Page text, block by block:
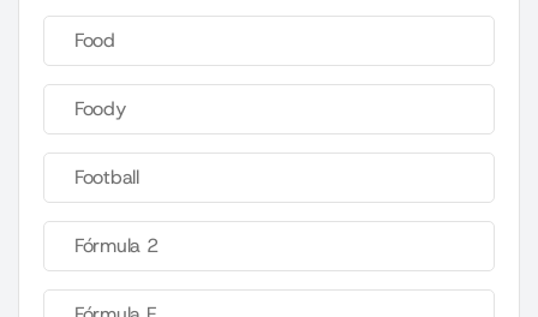
Food
Foody
Football
Fórmula 2